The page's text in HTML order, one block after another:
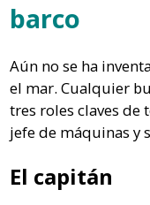
barco
Aún no se ha
el mar. Cualquier
tres roles claves de
jefe de máquinas y
El capitán